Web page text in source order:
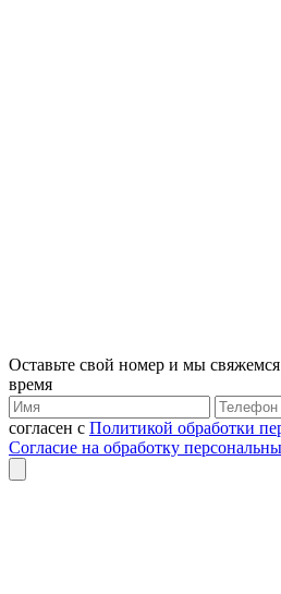
Оставьте свой номер и мы
время
согласен с Политикой обработки
Согласие на обработку